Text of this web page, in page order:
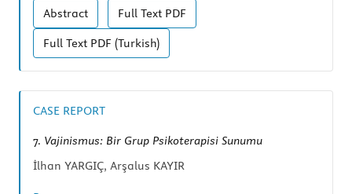
Abstract Full Text PDF
Full Text PDF (Turkish)
CASE REPORT
7. Vajinismus: Bir Grup Psikoterapisi Sunumu
İlhan YARGIÇ, Arşalus KAYIR